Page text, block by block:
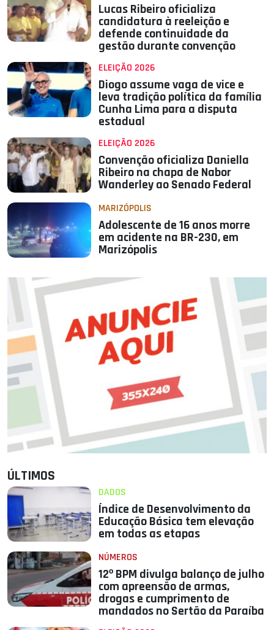
Lucas Ribeiro oficializa
candidatura à reeleição e
defende continuidade da
gestão durante convenção
ELEIÇÃO 2026
Diogo assume vaga de vice e
leva tradição política da família
Cunha Lima para a disputa
estadual
ELEIÇÃO 2026
Convenção oficializa Daniella
Ribeiro na chapa de Nabor
Wanderley ao Senado Federal
MARIZÓPOLIS
Adolescente de 16 anos morre
em acidente na BR-230, em
Marizópolis
ÚLTIMOS
DADOS
Índice de Desenvolvimento da
Educação Básica tem elevação
em todas as etapas
NÚMEROS
12º BPM divulga balanço de julho
com apreensão de armas,
drogas e cumprimento de
mandados no Sertão da Paraíba